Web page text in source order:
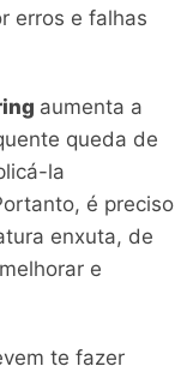
erros e falhas
aumenta a
queda de
la
é preciso
enxuta, de
e
te fazer